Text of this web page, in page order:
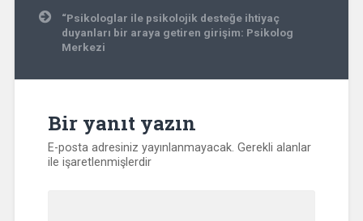
“Psikologlar ile psikolojik desteğe ihtiyaç
duyanları bir araya getiren girişim: Psikolog
Merkezi
Bir yanıt yazın
E-posta adresiniz yayınlanmayacak. Gerekli alanlar
ile işaretlenmişlerdir